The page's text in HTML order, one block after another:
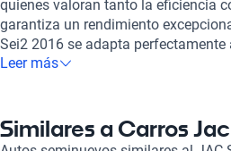
quienes valoran tanto la eficiencia
garantiza un rendimiento
Sei2 2016 se adapta
atractivo diseño exterior, el Jac
modelo destaca por su relación
nos comprometemos a brindarte
Leer más
Similares a Carros